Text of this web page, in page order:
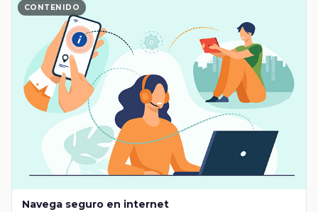
CONTENIDO
Navega seguro en internet